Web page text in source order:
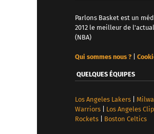
Parlons Basket est un
2012 le meilleur de
(NBA)
Qui sommes nous ?|
QUELQUES ÉQUIPES
Los Angeles Lakers|
Warriors| Los Angeles
Rockets| Boston Celtics